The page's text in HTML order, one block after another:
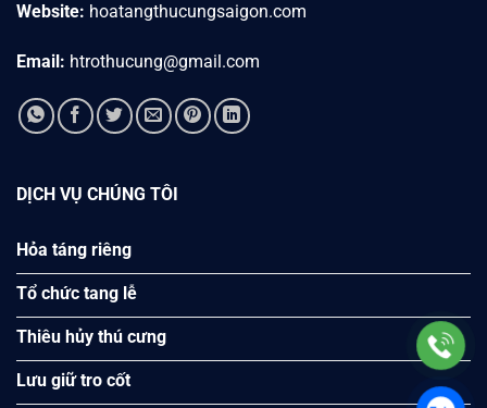
Website: hoatangthucungsaigon.com
Email: htrothucung@gmail.com
DỊCH VỤ CHÚNG TÔI
Hỏa táng riêng
Tổ chức tang lễ
Thiêu hủy thú cưng
Lưu giữ tro cốt